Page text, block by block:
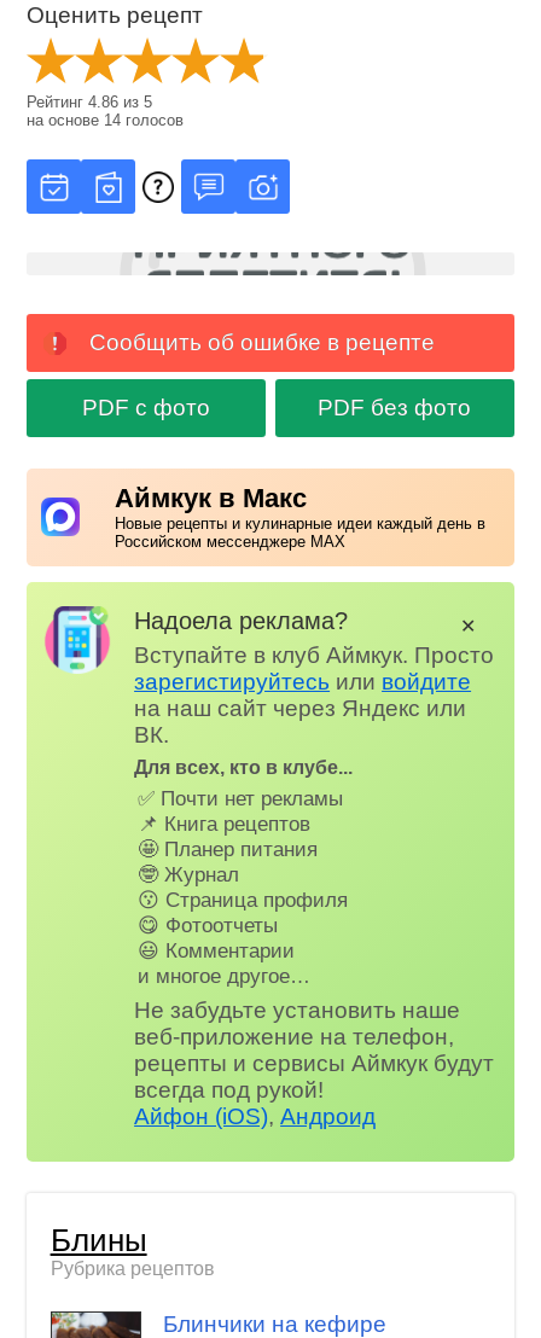
Оценить рецепт
Рейтинг4.86 из5
на основе 14 голосов
Сообщить об ошибке в рецепте
PDF с фото PDF без фото
Аймкук в Макс
Новые рецепты и кулинарные идеи каждый день в
Российском мессенджере MAX
Надоела реклама?
Вступайте в клуб Аймкук. Просто
зарегистируйтесь или войдите
на наш сайт через Яндекс или
ВК.
Для всех, кто в клубе...
✅ Почти нет рекламы
📌 Книга рецептов
🤩 Планер питания
🤓 Журнал
😗 Страница профиля
😋 Фотоотчеты
😃 Комментарии
и многое другое…
Не забудьте установить наше
веб-приложение на телефон,
рецепты и сервисы Аймкук будут
всегда под рукой!
Айфон (iOS),Андроид
✕
Блины
Рубрика рецептов
Блинчики на кефире